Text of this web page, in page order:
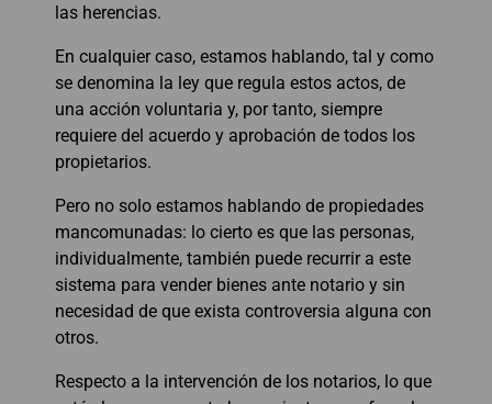
las herencias.
En cualquier caso, estamos hablando, tal y como
se denomina la ley que regula estos actos, de
una acción voluntaria y, por tanto, siempre
requiere del acuerdo y aprobación de todos los
propietarios.
Pero no solo estamos hablando de propiedades
mancomunadas: lo cierto es que las personas,
individualmente, también puede recurrir a este
sistema para vender bienes ante notario y sin
necesidad de que exista controversia alguna con
otros.
Respecto a la intervención de los notarios, lo que